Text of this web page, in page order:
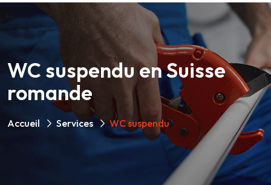
WC suspendu en Suisse
romande
Accueil Services WC suspendu